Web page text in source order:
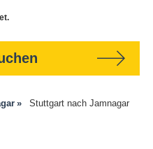
Stuttgart nach Jamnagar